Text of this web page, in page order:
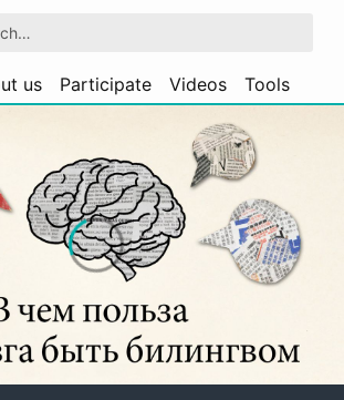
us Participate Videos Tools